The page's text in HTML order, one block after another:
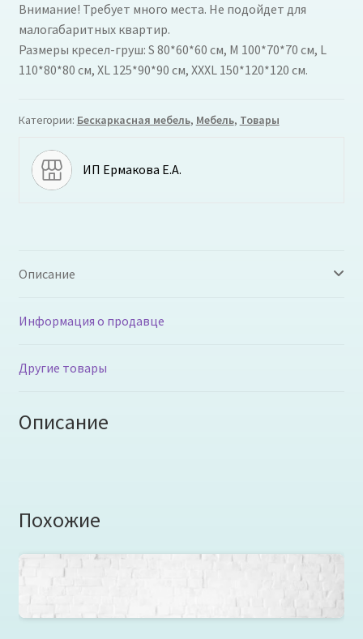
Внимание! Требует много места. Не подойдет для
малогабаритных квартир.
Размеры кресел-груш: S 80*60*60 см, M 100*70*70 см, L
110*80*80 см, XL 125*90*90 см, XXXL 150*120*120 см.
Категории: Бескаркасная мебель, Мебель, Товары
ИП Ермакова Е.А.
Описание
Информация о продавце
Другие товары
Описание
Похожие